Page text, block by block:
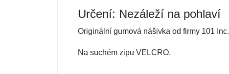
Určení: Nezáleží na pohlaví
Originální gumová nášivka od firmy 101 Inc.
Na suchém zipu VELCRO.